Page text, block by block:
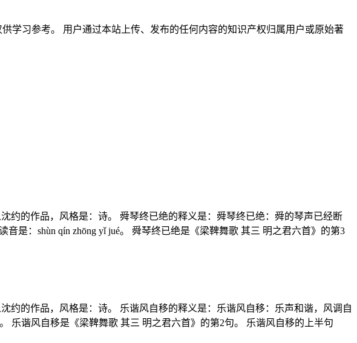
学习参考。 用户通过本站上传、发布的任何内容的知识产权归属用户或原始著
约的作品，风格是：诗。 舜琴终已绝的释义是：舜琴终已绝：舜的琴声已经断
是：shùn qín zhōng yǐ jué。 舜琴终已绝是《梁鞞舞歌 其三 明之君六首》的第3
约的作品，风格是：诗。 乐谐风自移的释义是：乐谐风自移：乐声和谐，风调自
乐谐风自移是《梁鞞舞歌 其三 明之君六首》的第2句。 乐谐风自移的上半句